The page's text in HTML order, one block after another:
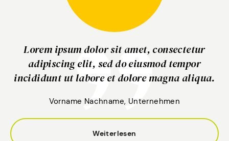
Lorem ipsum dolor sit amet, consectetur
adipiscing elit, sed do eiusmod tempor
incididunt ut labore et dolore magna aliqua.
Vorname Nachname, Unternehmen
Weiterlesen